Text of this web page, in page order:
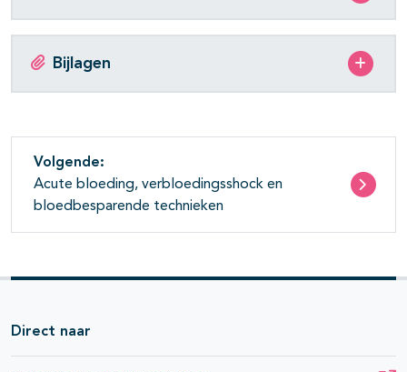
Bijlagen
Volgende:
Acute bloeding, verbloedingsshock en
bloedbesparende technieken
Direct naar